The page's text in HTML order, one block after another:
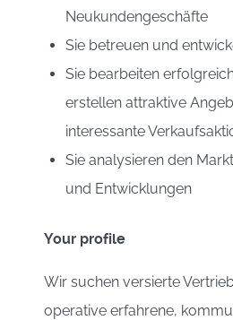
Neukundengeschäfte
Sie betreuen und
Sie bearbeiten
erstellen attraktive
interessante
Sie analysieren den
und Entwicklungen
Your profile
Wir suchen versierte
operative erfahrene,